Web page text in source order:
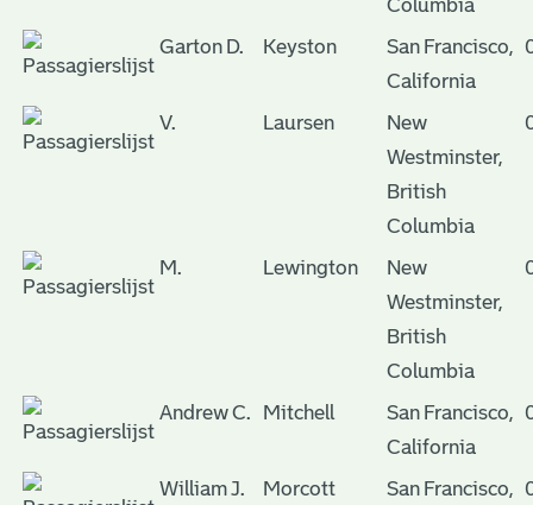
Columbia
Garton D. Keyston
San Francisco,
California
V. Laursen
New
Westminster,
British
Columbia
M. Lewington
New
Westminster,
British
Columbia
Andrew C. Mitchell
San Francisco,
California
William J. Morcott
San Francisco,